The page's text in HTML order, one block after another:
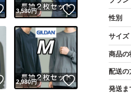
お手
ださい
商品
で目
性別
サイズ
商品の
配送の
発送ま
いいね！
3,580円 いいね！
いいね！
2,980円 いいね！